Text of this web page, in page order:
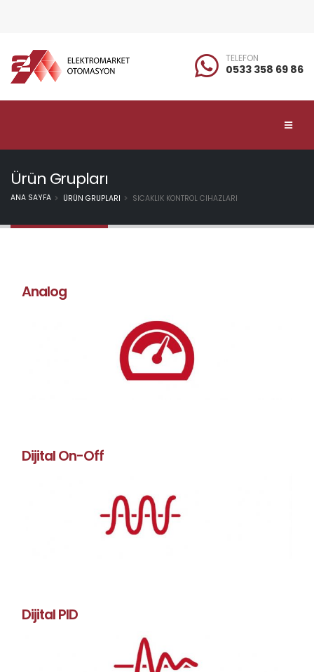
TELEFON
0533 358 69 86
Ürün Grupları
ANA SAYFA ÜRÜN GRUPLARI SICAKLIK KONTROL CIHAZLARI
Analog
Dijital On-Off
Dijital PID